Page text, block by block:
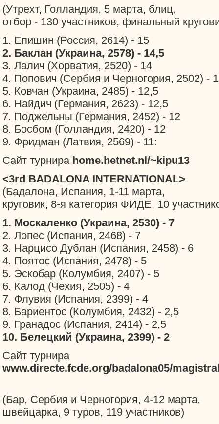
(Утрехт, Голландия, 5 марта, блиц,
отбор - 130 участников, финальный
1. Епишин (Россия, 2614) - 15
2. Баклан (Украина, 2578) - 14,5
3. Лалич (Хорватия, 2520) - 14
4. Попович (Сербия и Черногория, 2502) -
5. Ковчан (Украина, 2485) - 12,5
6. Найдич (Германия, 2623) - 12,5
7. Поджельны (Германия, 2452) - 12
8. Босбом (Голландия, 2420) - 12
9. Фридман (Латвия, 2569) - 11:
Сайт турнира home.hetnet.nl/~kipu13
<3rd BADALONA INTERNATIONAL>
(Бадалона, Испания, 1-11 марта,
круговик, 8-я категория ФИДЕ, 10
1. Москаленко (Украина, 2530) - 7
2. Лопес (Испания, 2468) - 7
3. Нарцисо Дублан (Испания, 2458) - 6
4. Поятос (Испания, 2478) - 5
5. Эскобар (Колумбия, 2407) - 5
6. Калод (Чехия, 2505) - 4
7. Флувия (Испания, 2399) - 4
8. Бариентос (Колумбия, 2432) - 2,5
9. Гранадос (Испания, 2414) - 2,5
10. Белецкий (Украина, 2399) - 2
Сайт турнира
www.directe.fcde.org/badalona05/
(Бар, Сербия и Черногория, 4-12 марта,
швейцарка, 9 туров, 119 участников)